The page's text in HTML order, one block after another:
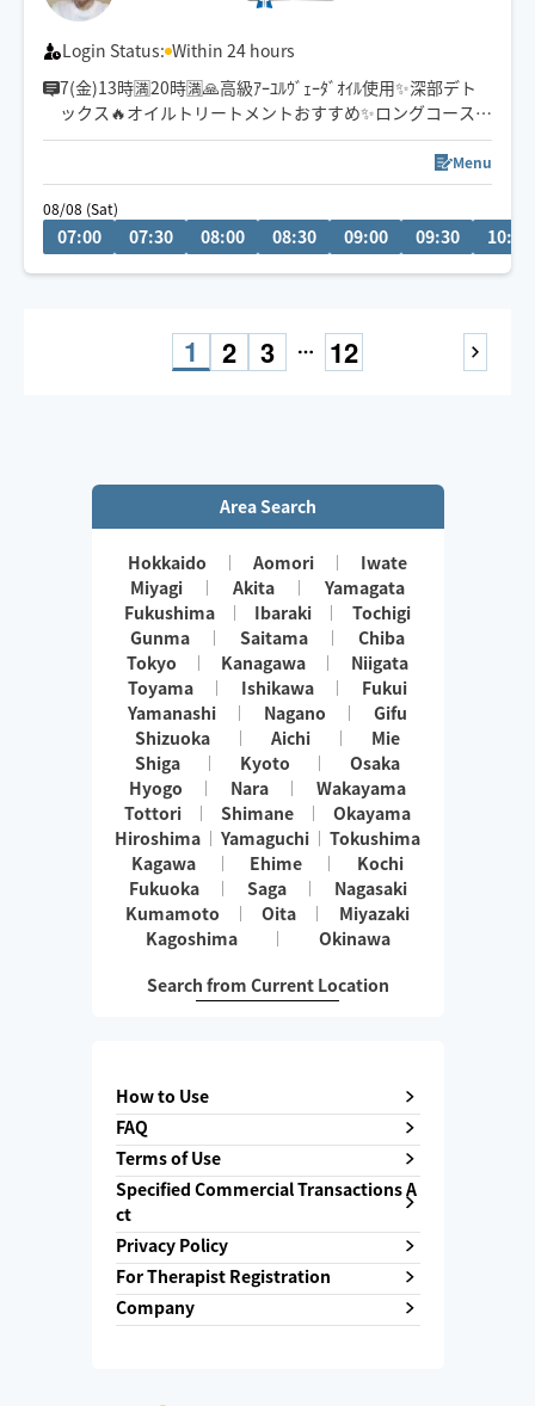
Login Status: Within 24 hours
7(金)13時🈵20時🈵🙏高級ｱｰﾕﾙｳﾞｪｰﾀﾞｵｲﾙ使用✨深部デト
ックス🔥オイルトリートメントおすすめ✨ロングコースが
お🉐自律神経を整えて快眠へ😴🌈全コースドライヘッド
23時半まで対応可能の場所もありますので、事前に相談
くださいませ。
🤱👶も🐕🐈も🙆‍♀️お2人以上でのご予約も大歓迎
Menu
08/08 (Sat)
07:00 07:30 08:00 08:30 09:00 09:30 10:00
1 2 3 12
Area Search
Hokkaido Aomori
Iwate
Miyagi
Akita
Yamagata
Fukushima
Ibaraki
Tochigi
Gunma
Saitama
Chiba
Tokyo
Kanagawa
Niigata
Toyama
Ishikawa
Fukui
Yamanashi
Nagano
Gifu
Shizuoka
Aichi
Mie
Shiga
Kyoto
Osaka
Hyogo
Nara
Wakayama
Tottori
Shimane
Okayama
Hiroshima
Yamaguchi
Tokushima
Kagawa
Ehime
Kochi
Fukuoka
Saga
Nagasaki
Kumamoto
Oita
Miyazaki
Kagoshima
Okinawa
Search from Current Location
How to Use
FAQ
Terms of Use
Specified Commercial Transactions A
ct
Privacy Policy
For Therapist Registration
Company